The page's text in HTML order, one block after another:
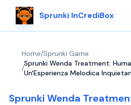
Sprunki InCrediBox
Home/Sprunki Game
/
Sprunki Wenda Treatment:
Un'Esperienza Melodica
Sprunki Wenda